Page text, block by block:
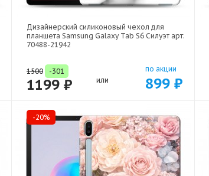
Дизайнерский силиконовый чехол для
планшета Samsung Galaxy Tab S6 Силуэт арт:
70488-21942
1500 -301
1199 ₽ или
по акции
899 ₽
-20%